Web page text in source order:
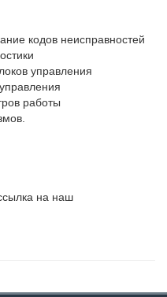
кодов неисправностей
управления
работы
на наш